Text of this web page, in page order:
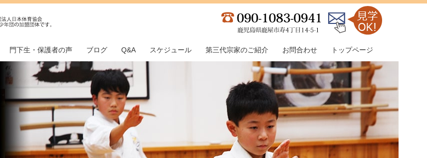
門下生・保護者の声 ブログ Q&A スケジュール 第三代宗家のご紹介 お問合わせ トップページ